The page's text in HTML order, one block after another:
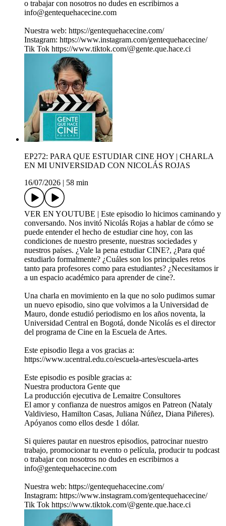
o trabajar con nosotros no dudes en escribirnos a
info@gentequehacecine.com
Nuestra web: https://gentequehacecine.com/
Instagram: https://www.instagram.com/gentequehacecine/
Tik Tok https://www.tiktok.com/@gente.que.hace.ci
EP272: PARA QUE ESTUDIAR CINE HOY | CHARLA
EN MI UNIVERSIDAD CON NICOLÁS ROJAS
16/07/2026
58 min
VER EN YOUTUBE | Este episodio lo hicimos caminando y
conversando. Nos invitó Nicolás Rojas a hablar de cómo se
puede entender el hecho de estudiar cine hoy, con las
condiciones de nuestro presente, nuestras sociedades y
nuestros países. ¿Vale la pena estudiar CINE?, ¿Para qué
estudiarlo formalmente? ¿Cuáles son los principales retos
tanto para profesores como para estudiantes? ¿Necesitamos ir
a un espacio académico para aprender de cine?.
Una charla en movimiento en la que no solo pudimos sumar
un nuevo episodio, sino que volvimos a la Universidad de
Mauro, donde estudió periodismo en los años noventa, la
Universidad Central en Bogotá, donde Nicolás es el director
del programa de Cine en la Escuela de Artes.
Este episodio llega a vos gracias a:
https://www.ucentral.edu.co/escuela-artes/escuela-artes
Este episodio es posible gracias a:
Nuestra productora Gente que
La producción ejecutiva de Lemaitre Consultores
El amor y confianza de nuestros amigos en Patreon (Nataly
Valdivieso, Hamilton Casas, Juliana Núñez, Diana Piñeres).
Apóyanos como ellos desde 1 dólar.
Si quieres pautar en nuestros episodios, patrocinar nuestro
trabajo, promocionar tu evento o película, producir tu podcast
o trabajar con nosotros no dudes en escribirnos a
info@gentequehacecine.com
Nuestra web: https://gentequehacecine.com/
Instagram: https://www.instagram.com/gentequehacecine/
Tik Tok https://www.tiktok.com/@gente.que.hace.ci